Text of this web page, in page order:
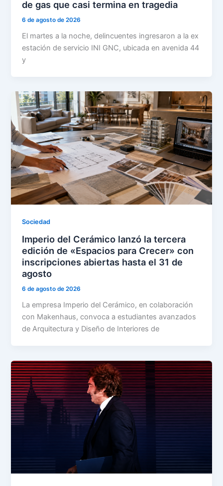
de gas que casi termina en tragedia
6 de agosto de 2026
El martes a la noche, delincuentes ingresaron a la ex
estación de servicio INI GNC, ubicada en avenida 44
y
Sociedad
Imperio del Cerámico lanzó la tercera
edición de «Espacios para Crecer» con
inscripciones abiertas hasta el 31 de
agosto
6 de agosto de 2026
La empresa Imperio del Cerámico, en colaboración
con Makenhaus, convoca a estudiantes avanzados
de Arquitectura y Diseño de Interiores de